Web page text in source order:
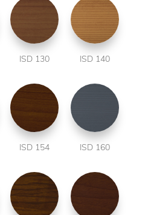
ISD 130 ISD 140
ISD 154 ISD 160